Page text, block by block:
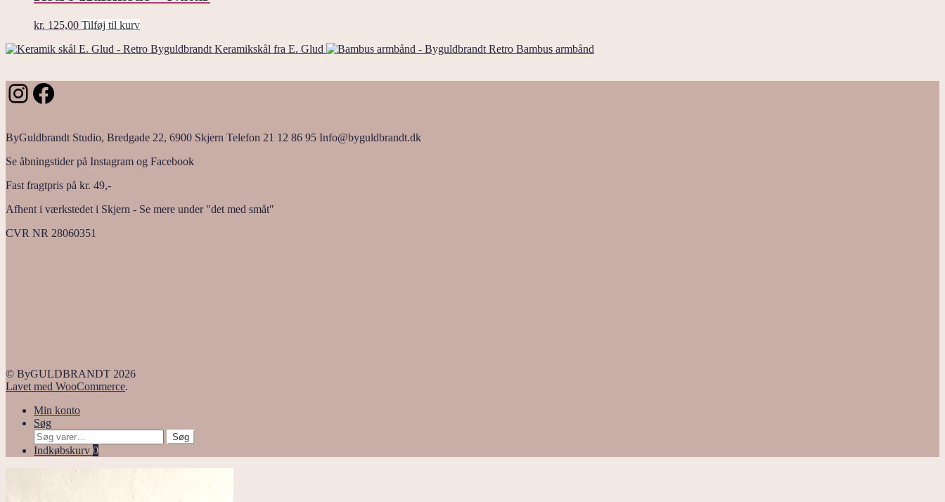
kr. 125,00 Tilføj til kurv
Keramikskål fra E. Glud
Bambus armbånd
Instagram
Facebook
ByGuldbrandt Studio, Bredgade 22, 6900 Skjern Telefon 21 12 86 95 Info@byguldbrandt.dk
Se åbningstider på Instagram og Facebook
Fast fragtpris på kr. 49,-
Afhent i værkstedet i Skjern - Se mere under "det med småt"
CVR NR 28060351
© ByGULDBRANDT 2026
Lavet med WooCommerce.
Min konto
Søg
Søg
efter:
Søg
Indkøbskurv 0